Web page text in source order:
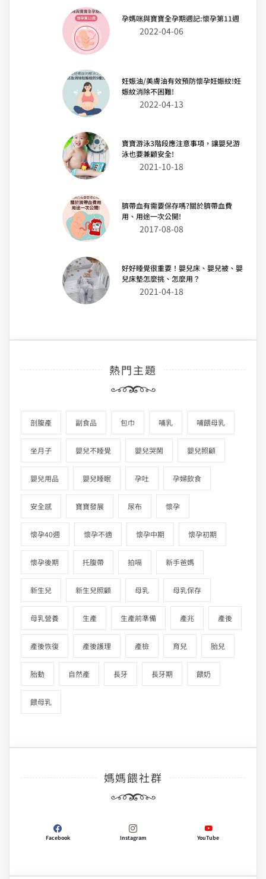
孕媽咪與寶寶全孕期週記:懷孕第11週
2022-04-06
妊娠油/美膚油有效預防懷孕妊娠紋!妊
娠紋消除不困難!
2022-04-13
寶寶游泳3階段應注意事項，讓嬰兒游
泳也要兼顧安全!
2021-10-18
臍帶血有需要保存嗎?關於臍帶血費
用、用途一次公開!
2017-08-08
好好睡覺很重要！嬰兒床、嬰兒被、嬰
兒床墊怎麼挑、怎麼用？
2021-04-18
熱門主題
剖腹產 副食品 包巾 哺乳 哺餵母乳
坐月子 嬰兒不睡覺 嬰兒哭鬧 嬰兒照顧
嬰兒用品 嬰兒睡眠 孕吐 孕婦飲食
安全感 寶寶發展 尿布 懷孕
懷孕40週 懷孕不適 懷孕中期 懷孕初期
懷孕後期 托腹帶 拍嗝 新手爸媽
新生兒 新生兒照顧 母乳 母乳保存
母乳營養 生產 生產前準備 產兆 產後
產後恢復 產後護理 產檢 育兒 胎兒
胎動 自然產 長牙 長牙期 餵奶
餵母乳
媽媽餵社群
Facebook Instagram YouTube